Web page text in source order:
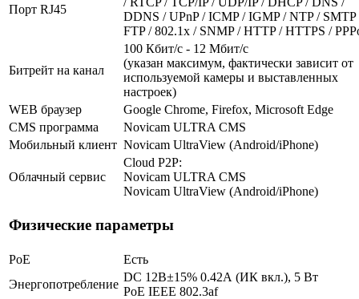
Порт RJ45
DDNS / UPnP / ICMP / IGMP / NTP / SMTP
FTP / 802.1x / SNMP / HTTP / HTTPS /
Битрейт на канал
100 Кбит/с - 12 Мбит/с
(указан максимум, фактически зависит от
используемой камеры и выставленных
настроек)
WEB браузер
Google Chrome, Firefox, Microsoft Edge
CMS программа
Novicam ULTRA CMS
Мобильный клиент Novicam UltraView (Android/iPhone)
Облачный сервис
Cloud P2P:
Novicam ULTRA CMS
Novicam UltraView (Android/iPhone)
Физические параметры
PoE
Есть
Энергопотребление
DC 12В±15% 0.42А (ИК вкл.), 5 Вт
PoE IEEE 802.3af